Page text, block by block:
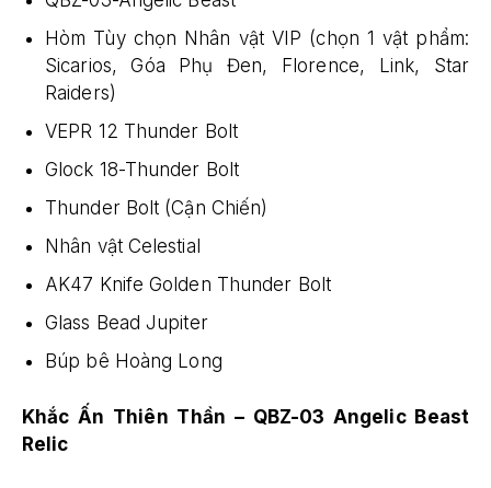
Hòm Tùy chọn Nhân vật VIP (chọn 1 vật phẩm:
Sicarios, Góa Phụ Đen, Florence, Link, Star
Raiders)
VEPR 12 Thunder Bolt
Glock 18-Thunder Bolt
Thunder Bolt (Cận Chiến)
Nhân vật Celestial
AK47 Knife Golden Thunder Bolt
Glass Bead Jupiter
Búp bê Hoàng Long
Khắc Ấn Thiên Thần – QBZ-03 Angelic Beast
Relic